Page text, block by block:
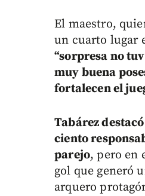
El maestro,
un cuarto lugar
“sorpresa no
muy buena
fortalecen el
Tabárez
ciento
parejo, pero en
gol que generó
arquero